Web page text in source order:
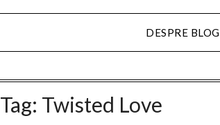
DESPRE BLOG
Tag: Twisted Love